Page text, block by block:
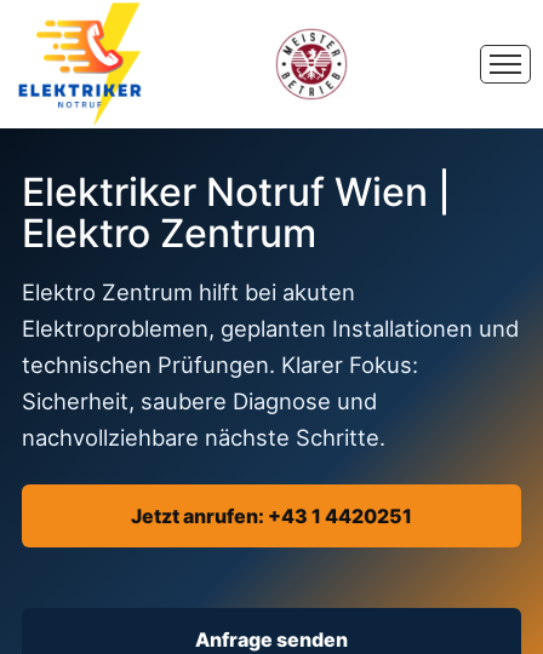
Elektriker Notruf Wien |
Elektro Zentrum
Elektro Zentrum hilft bei akuten
Elektroproblemen, geplanten Installationen und
technischen Prüfungen. Klarer Fokus:
Sicherheit, saubere Diagnose und
nachvollziehbare nächste Schritte.
Jetzt anrufen: +43 1 4420251
Anfrage senden